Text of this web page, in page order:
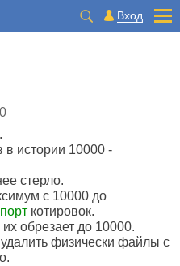
Вход
в истории 10000 -
стерло.
с 10000 до
котировок.
обрезает до 10000.
физически файлы с